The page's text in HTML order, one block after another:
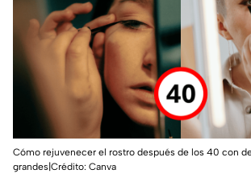
Cómo rejuvenecer el rostro después de los 40 con
grandes|Crédito: Canva